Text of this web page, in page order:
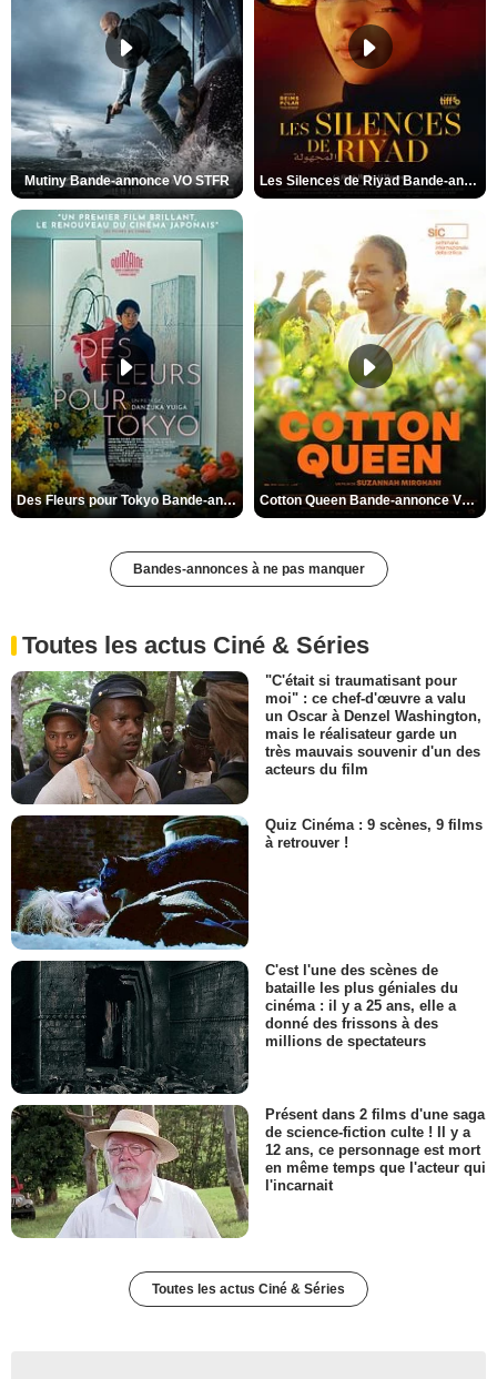
Mutiny Bande-annonce VO STFR Les Silences de Riyad Bande-annonce VO STFR
Des Fleurs pour Tokyo Bande-annonce VO STFR Cotton Queen Bande-annonce VO STFR
Bandes-annonces à ne pas manquer
Toutes les actus Ciné & Séries
"C'était si traumatisant pour
moi" : ce chef-d'œuvre a valu
un Oscar à Denzel Washington,
mais le réalisateur garde un
très mauvais souvenir d'un des
acteurs du film
Quiz Cinéma : 9 scènes, 9 films
à retrouver !
C'est l'une des scènes de
bataille les plus géniales du
cinéma : il y a 25 ans, elle a
donné des frissons à des
millions de spectateurs
Présent dans 2 films d'une saga
de science-fiction culte ! Il y a
12 ans, ce personnage est mort
en même temps que l'acteur qui
l'incarnait
Toutes les actus Ciné & Séries